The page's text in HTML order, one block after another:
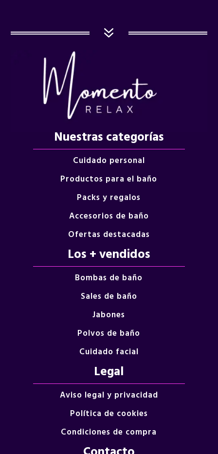
7
Nuestras categorías
Cuidado personal
Productos para el baño
Packs y regalos
Accesorios de baño
Ofertas destacadas
Los + vendidos
Bombas de baño
Sales de baño
Jabones
Polvos de baño
Cuidado facial
Legal
Aviso legal y privacidad
Política de cookies
Condiciones de compra